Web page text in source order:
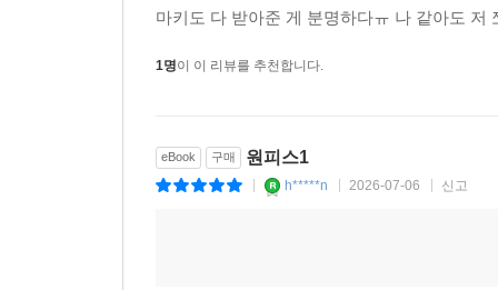
마키도 다 받아준 게 분명하다ㅠ 나 같아도
1명이 이 리뷰를 추천합니다.
eBook 구매 원피스1
h*****n 2026-07-06 신고